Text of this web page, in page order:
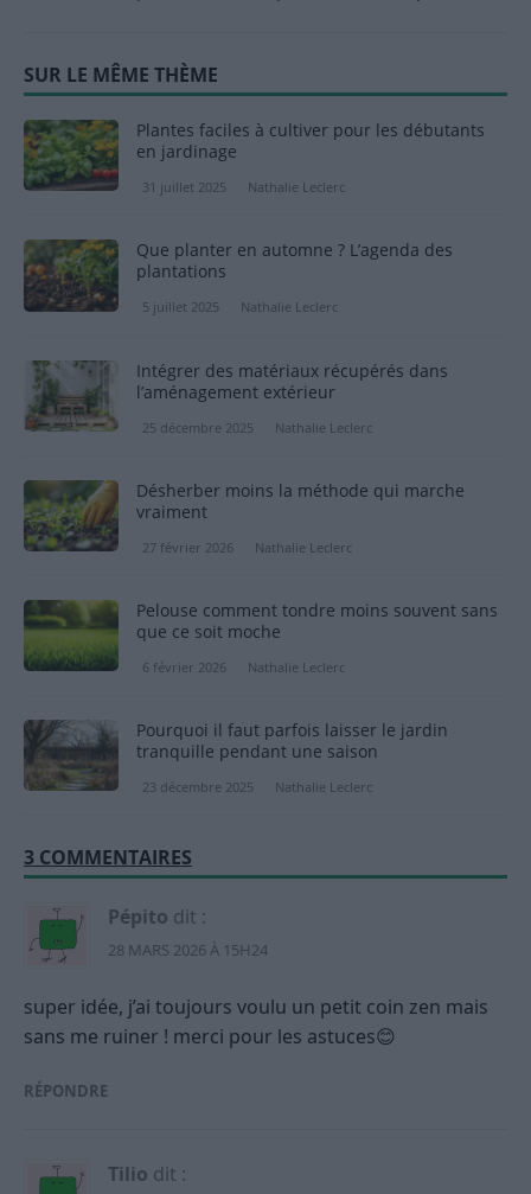
SUR LE MÊME THÈME
Plantes faciles à cultiver pour les débutants
en jardinage
31 juillet 2025 Nathalie Leclerc
Que planter en automne ? L’agenda des
plantations
5 juillet 2025 Nathalie Leclerc
Intégrer des matériaux récupérés dans
l’aménagement extérieur
25 décembre 2025 Nathalie Leclerc
Désherber moins la méthode qui marche
vraiment
27 février 2026 Nathalie Leclerc
Pelouse comment tondre moins souvent sans
que ce soit moche
6 février 2026 Nathalie Leclerc
Pourquoi il faut parfois laisser le jardin
tranquille pendant une saison
23 décembre 2025 Nathalie Leclerc
3 COMMENTAIRES
Pépito dit :
28 MARS 2026 À 15H24
super idée, j’ai toujours voulu un petit coin zen mais
sans me ruiner ! merci pour les astuces😊
RÉPONDRE
Tilio dit :